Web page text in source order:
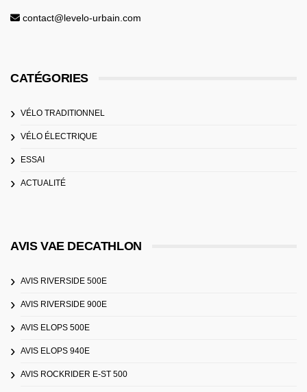
contact@levelo-urbain.com
CATÉGORIES
VÉLO TRADITIONNEL
VÉLO ÉLECTRIQUE
ESSAI
ACTUALITÉ
AVIS VAE DECATHLON
AVIS RIVERSIDE 500E
AVIS RIVERSIDE 900E
AVIS ELOPS 500E
AVIS ELOPS 940E
AVIS ROCKRIDER E-ST 500